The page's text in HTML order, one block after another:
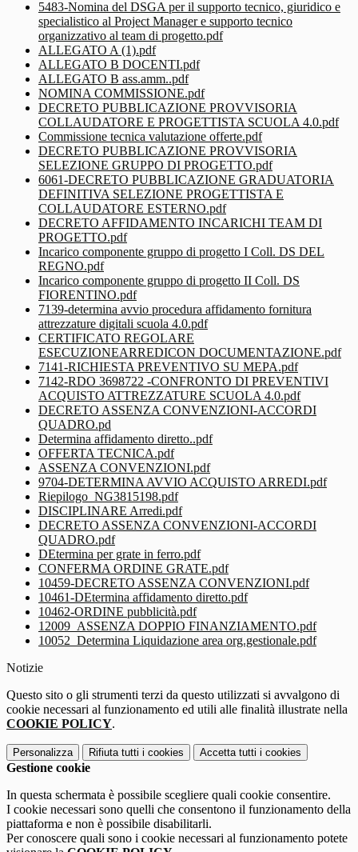
5483-Nomina del DSGA per il supporto tecnico, giuridico e
specialistico al Project Manager e supporto tecnico
organizzativo al team di progetto.pdf
ALLEGATO A (1).pdf
ALLEGATO B DOCENTI.pdf
ALLEGATO B ass.amm..pdf
NOMINA COMMISSIONE.pdf
DECRETO PUBBLICAZIONE PROVVISORIA
COLLAUDATORE E PROGETTISTA SCUOLA 4.0.pdf
Commissione tecnica valutazione offerte.pdf
DECRETO PUBBLICAZIONE PROVVISORIA
SELEZIONE GRUPPO DI PROGETTO.pdf
6061-DECRETO PUBBLICAZIONE GRADUATORIA
DEFINITIVA SELEZIONE PROGETTISTA E
COLLAUDATORE ESTERNO.pdf
DECRETO AFFIDAMENTO INCARICHI TEAM DI
PROGETTO.pdf
Incarico componente gruppo di progetto I Coll. DS DEL
REGNO.pdf
Incarico componente gruppo di progetto II Coll. DS
FIORENTINO.pdf
7139-determina avvio procedura affidamento fornitura
attrezzature digitali scuola 4.0.pdf
CERTIFICATO REGOLARE
ESECUZIONEARREDICON DOCUMENTAZIONE.pdf
7141-RICHIESTA PREVENTIVO SU MEPA.pdf
7142-RDO 3698722 -CONFRONTO DI PREVENTIVI
ACQUISTO ATTREZZATURE SCUOLA 4.0.pdf
DECRETO ASSENZA CONVENZIONI-ACCORDI
QUADRO.pd
Determina affidamento diretto..pdf
OFFERTA TECNICA.pdf
ASSENZA CONVENZIONI.pdf
9704-DETERMINA AVVIO ACQUISTO ARREDI.pdf
Riepilogo_NG3815198.pdf
DISCIPLINARE Arredi.pdf
DECRETO ASSENZA CONVENZIONI-ACCORDI
QUADRO.pdf
DEtermina per grate in ferro.pdf
CONFERMA ORDINE GRATE.pdf
10459-DECRETO ASSENZA CONVENZIONI.pdf
10461-DEtermina affidamento diretto.pdf
10462-ORDINE pubblicità.pdf
12009_ASSENZA DOPPIO FINANZIAMENTO.pdf
10052_Determina Liquidazione area org.gestionale.pdf
Notizie
Questo sito o gli strumenti terzi da questo utilizzati si avvalgono di
cookie necessari al funzionamento ed utili alle finalità illustrate nella
COOKIE POLICY.
Personalizza Rifiuta tutti i cookies Accetta tutti i cookies
Gestione cookie
In questa schermata è possibile scegliere quali cookie consentire.
I cookie necessari sono quelli che consentono il funzionamento della
piattaforma e non è possibile disabilitarli.
Per conoscere quali sono i cookie necessari al funzionamento potete